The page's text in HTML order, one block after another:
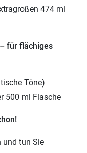
474 ml
für flächiges
Töne)
500 ml Flasche
und tun Sie